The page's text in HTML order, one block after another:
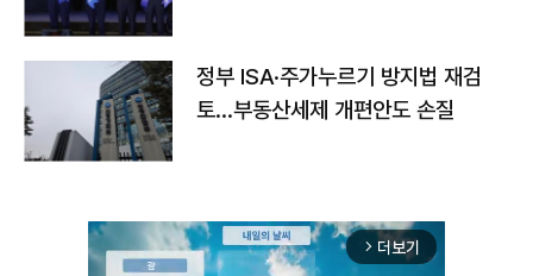
정부 ISA·주가누르기 방지법 재검
토…부동산세제 개편안도 손질
arrow_forward_ios 더보기